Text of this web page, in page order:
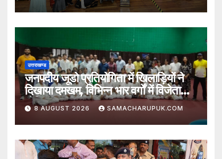
उत्तराखण्ड
जनपदीय जूडो प्रतियोगिता में खिलाड़ियों ने
दिखाया दमखम, विभिन्न भार वर्गों में विजेता
घोषित
8 AUGUST 2026 SAMACHARUPUK.COM